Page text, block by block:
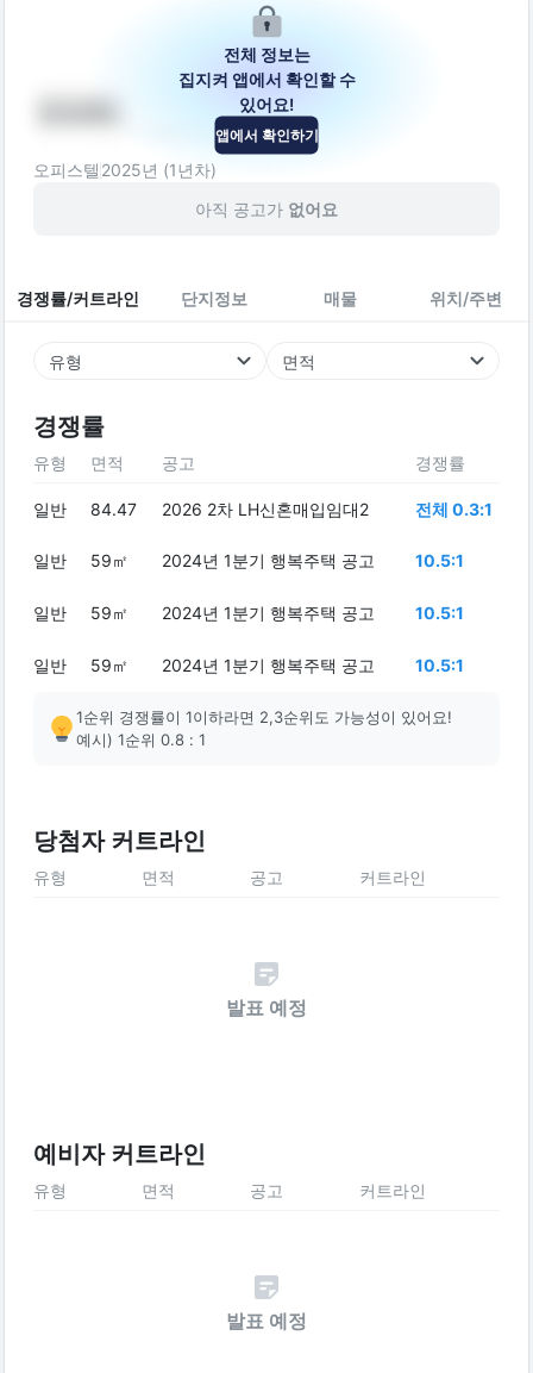
경기도 평택시 밀월로15번길 78
오피스텔 2025년 (1년차)
아직 공고가 없어요
경쟁률/커트라인 단지정보 매물 위치/주변
유형 면적
경쟁률
전체 정보는
집지켜 앱에서 확인할 수
있어요!
앱에서 확인하기
유형 면적 공고 경쟁률
일반 84.47 2026 2차 LH신혼매입임대2 전체 0.3:1
일반 59㎡ 2024년 1분기 행복주택 공고 10.5:1
일반 59㎡ 2024년 1분기 행복주택 공고 10.5:1
일반 59㎡ 2024년 1분기 행복주택 공고 10.5:1
1순위 경쟁률이 1이하라면 2,3순위도 가능성이 있어요!
예시) 1순위 0.8 : 1
당첨자 커트라인
유형 면적 공고 커트라인
발표 예정
예비자 커트라인
유형 면적 공고 커트라인
발표 예정